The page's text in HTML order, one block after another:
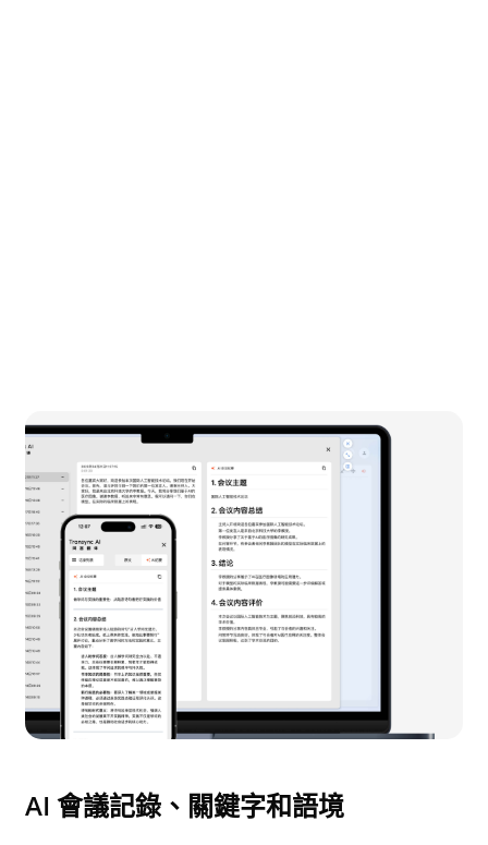
AI 會議記錄、關鍵字和語境